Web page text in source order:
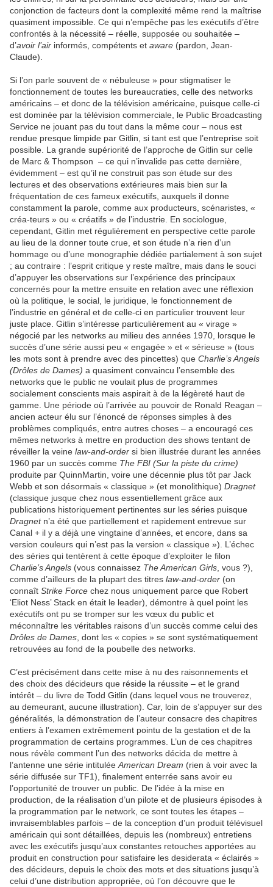
conjonction de facteurs dont la complexité même rend la maîtrise
quasiment impossible. Ce qui n’empêche pas les exécutifs d’être
confrontés à la nécessité – réelle, supposée ou souhaitée –
d’avoir l’air informés, compétents et aware (pardon, Jean-
Claude).
Si l’on parle souvent de « nébuleuse » pour stigmatiser le
fonctionnement de toutes les bureaucraties, celle des networks
américains – et donc de la télévision américaine, puisque celle-ci
est dominée par la télévision commerciale, le Public Broadcasting
Service ne jouant pas du tout dans la même cour – nous est
rendue presque limpide par Gitlin, si tant est que l’entreprise soit
possible. La grande supériorité de l’approche de Gitlin sur celle
de Marc & Thompson – ce qui n’invalide pas cette dernière,
évidemment – est qu’il ne construit pas son étude sur des
lectures et des observations extérieures mais bien sur la
fréquentation de ces fameux exécutifs, auxquels il donne
constamment la parole, comme aux producteurs, scénaristes, «
créa-teurs » ou « créatifs » de l’industrie. En sociologue,
cependant, Gitlin met régulièrement en perspective cette parole
au lieu de la donner toute crue, et son étude n’a rien d’un
hommage ou d’une monographie dédiée partialement à son sujet
; au contraire : l’esprit critique y reste maître, mais dans le souci
d’appuyer les observations sur l’expérience des principaux
concernés pour la mettre ensuite en relation avec une réflexion
où la politique, le social, le juridique, le fonctionnement de
l’industrie en général et de celle-ci en particulier trouvent leur
juste place. Gitlin s’intéresse particulièrement au « virage »
négocié par les networks au milieu des années 1970, lorsque le
succès d’une série aussi peu « engagée » et « sérieuse » (tous
les mots sont à prendre avec des pincettes) que Charlie’s Angels
(Drôles de Dames) a quasiment convaincu l’ensemble des
networks que le public ne voulait plus de programmes
socialement conscients mais aspirait à de la légèreté haut de
gamme. Une période où l’arrivée au pouvoir de Ronald Reagan –
ancien acteur élu sur l’énoncé de réponses simples à des
problèmes compliqués, entre autres choses – a encouragé ces
mêmes networks à mettre en production des shows tentant de
réveiller la veine law-and-order si bien illustrée durant les années
1960 par un succès comme The FBI (Sur la piste du crime)
produite par QuinnMartin, voire une décennie plus tôt par Jack
Webb et son désormais « classique » (et monolithique) Dragnet
(classique jusque chez nous essentiellement grâce aux
publications historiquement pertinentes sur les séries puisque
Dragnetn’a été que partiellement et rapidement entrevue sur
Canal + il y a déjà une vingtaine d’années, et encore, dans sa
version couleurs qui n’est pas la version « classique »). L’échec
des séries qui tentèrent à cette époque d’exploiter le filon
Charlie’s Angels (vous connaissez The American Girls , vous ?),
comme d’ailleurs de la plupart des titres law-and-order (on
connaît Strike Force chez nous uniquement parce que Robert
‘Eliot Ness’ Stack en était le leader), démontre à quel point les
exécutifs ont pu se tromper sur les vœux du public et
méconnaître les véritables raisons d’un succès comme celui des
Drôles de Dames , dont les « copies » se sont systématiquement
retrouvées au fond de la poubelle des networks.
C’est précisément dans cette mise à nu des raisonnements et
des choix des décideurs que réside la réussite – et le grand
intérêt – du livre de Todd Gitlin (dans lequel vous ne trouverez,
au demeurant, aucune illustration). Car, loin de s’appuyer sur des
généralités, la démonstration de l’auteur consacre des chapitres
entiers à l’examen extrêmement pointu de la gestation et de la
programmation de certains programmes. L’un de ces chapitres
nous révèle comment l’un des networks décida de mettre à
l’antenne une série intitulée American Dream (rien à voir avec la
série diffusée sur TF1), finalement enterrée sans avoir eu
l’opportunité de trouver un public. De l’idée à la mise en
production, de la réalisation d’un pilote et de plusieurs épisodes à
la programmation par le network, ce sont toutes les étapes –
invraisemblables parfois – de la conception d’un produit télévisuel
américain qui sont détaillées, depuis les (nombreux) entretiens
avec les exécutifs jusqu’aux constantes retouches apportées au
produit en construction pour satisfaire les desiderata « éclairés »
des décideurs, depuis le choix des mots et des situations jusqu’à
celui d’une distribution appropriée, où l’on découvre que le